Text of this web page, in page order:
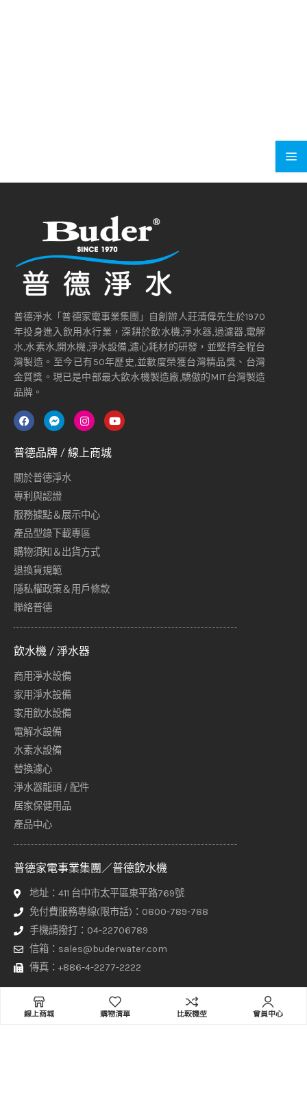
普德淨水「普德家電事業集團」自創辦人莊清偉先生於1970
年投身進入飲用水行業，深耕於飲水機,淨水器,過濾器,電解
水,水素水,開水機,淨水設備,濾心耗材的研發，並堅持全程台
灣製造。至今已有50年歷史,並數度榮獲台灣精品獎、台灣
金質獎。現已是中部最大飲水機製造廠,驕傲的MIT台灣製造
品牌。
普德品牌 / 線上商城
關於普德淨水
專利與認證
服務據點＆展示中心
產品型錄下載專區
購物須知＆出貨方式
退換貨規範
隱私權政策＆用戶條款
聯絡普德
飲水機 / 淨水器
商用淨水設備
家用淨水設備
家用飲水設備
電解水設備
水素水設備
替換濾心
淨水器龍頭 / 配件
居家保健用品
產品中心
普德家電事業集團／普德飲水機
地址：411 台中市太平區東平路769號
免付費服務專線(限市話)：0800-789-788
手機請撥打：04-22706789
信箱：sales@buderwater.com
傳真：+886-4-2277-2222
服務時間
線上商城 購物清單 比較機型 會員中心